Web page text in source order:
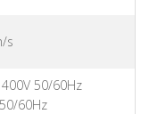
s
50/60Hz
60Hz